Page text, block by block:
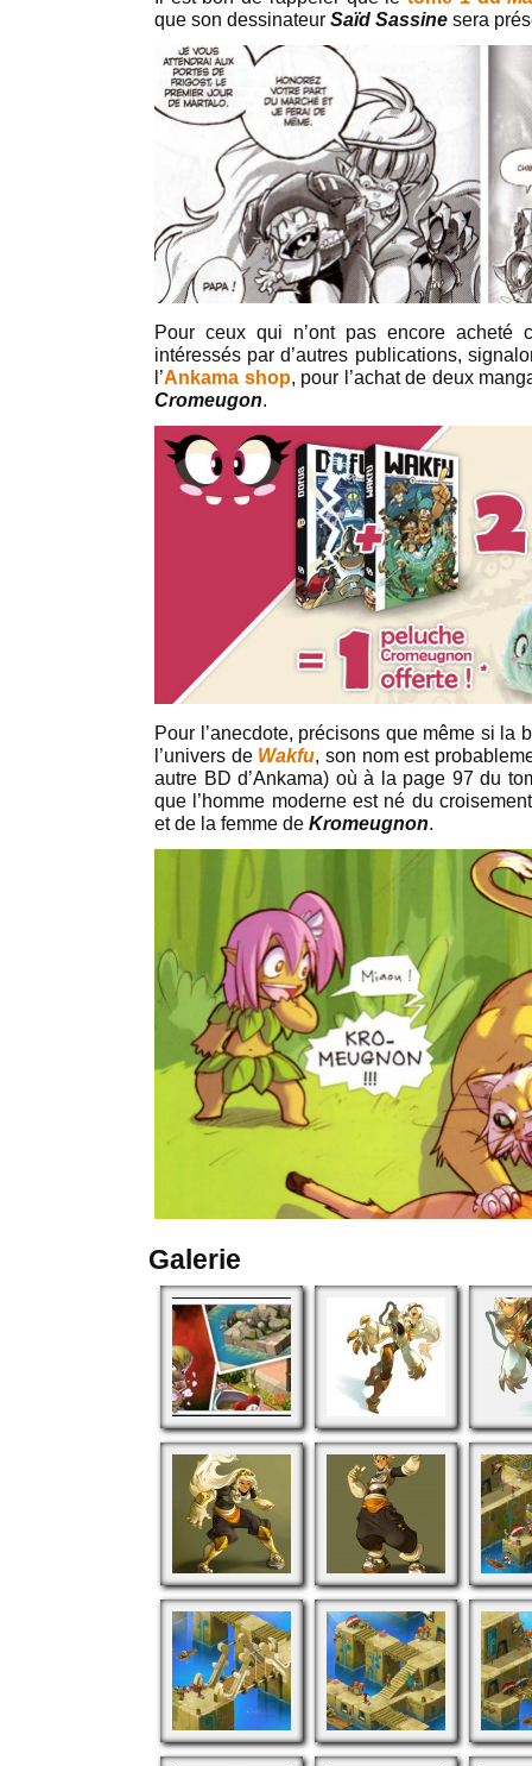
que son dessinateur Saïd Sassine sera
Pour ceux qui n’ont pas encore acheté
intéressés par d’autres publications,
l’Ankama shop, pour l’achat de deux
Cromeugon.
Pour l’anecdote, précisons que même si la
l’univers de Wakfu, son nom est
autre BD d’Ankama) où à la page 97 du
que l’homme moderne est né du
et de la femme de Kromeugnon.
Galerie